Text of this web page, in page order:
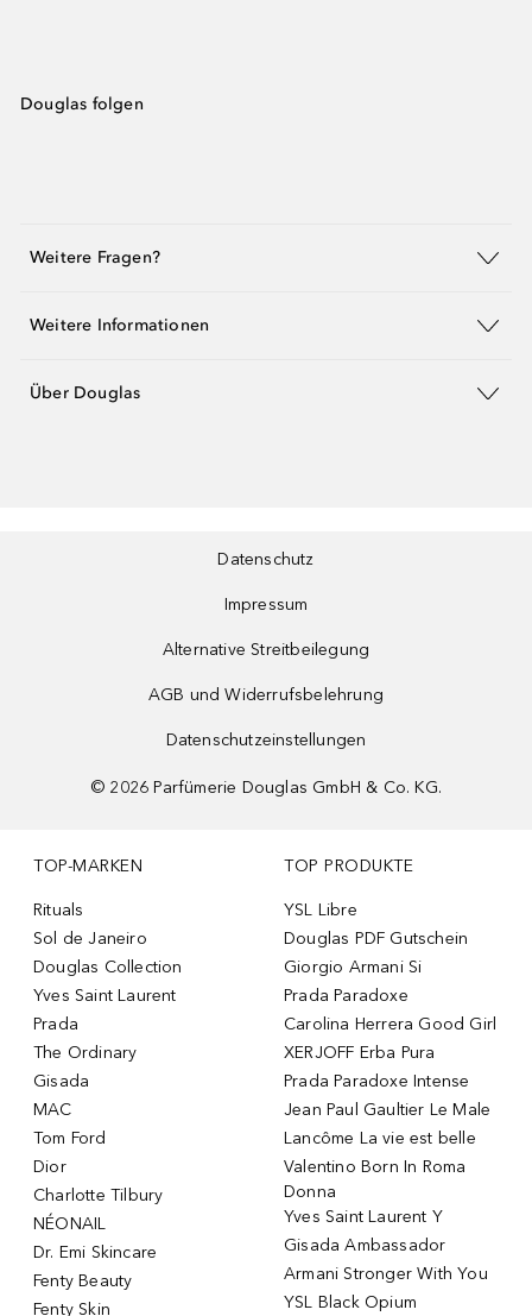
Douglas folgen
Weitere Fragen?
Weitere Informationen
Über Douglas
Datenschutz
Impressum
Alternative Streitbeilegung
AGB und Widerrufsbelehrung
Datenschutzeinstellungen
© 2026 Parfümerie Douglas GmbH & Co. KG.
TOP-MARKEN
Rituals
Sol de Janeiro
Douglas Collection
Yves Saint Laurent
Prada
The Ordinary
Gisada
MAC
Tom Ford
Dior
Charlotte Tilbury
NÉONAIL
Dr. Emi Skincare
Fenty Beauty
Fenty Skin
TOP PRODUKTE
YSL Libre
Douglas PDF Gutschein
Giorgio Armani Si
Prada Paradoxe
Carolina Herrera Good Girl
XERJOFF Erba Pura
Prada Paradoxe Intense
Jean Paul Gaultier Le Male
Lancôme La vie est belle
Valentino Born In Roma
Donna
Yves Saint Laurent Y
Gisada Ambassador
Armani Stronger With You
YSL Black Opium